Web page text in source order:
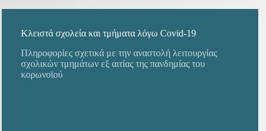
Κλειστά σχολεία και τμήματα λόγω Covid-19
Πληροφορίες σχετικά με την αναστολή λειτουργίας
σχολικών τμημάτων εξ αιτίας της πανδημίας του
κορωνοϊού